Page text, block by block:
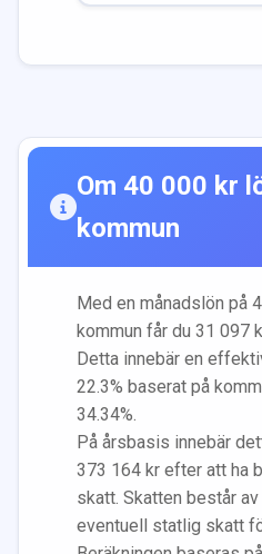
Om 40 000 kr
kommun
Med en månadslön på
kommun får du 31 097
Detta innebär en
22.3% baserat på
34.34%.
På årsbasis innebär
373 164 kr efter att ha
skatt. Skatten består
eventuell statlig skatt